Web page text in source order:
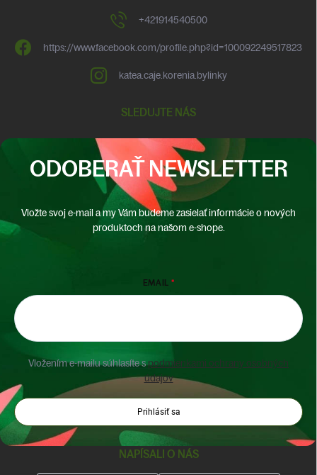
+421914540500
https://www.facebook.com/profile.php?id=100092249517823
katea.caje.korenia.bylinky
SLEDUJTE NÁS
ODOBERAŤ NEWSLETTER
Vložte svoj e-mail a my Vám budeme zasielať informácie o nových
produktoch na našom e-shope.
EMAIL
Vložením e-mailu súhlasíte spodmienkami ochrany osobných
údajov
Prihlásiť sa
NAPÍSALI O NÁS